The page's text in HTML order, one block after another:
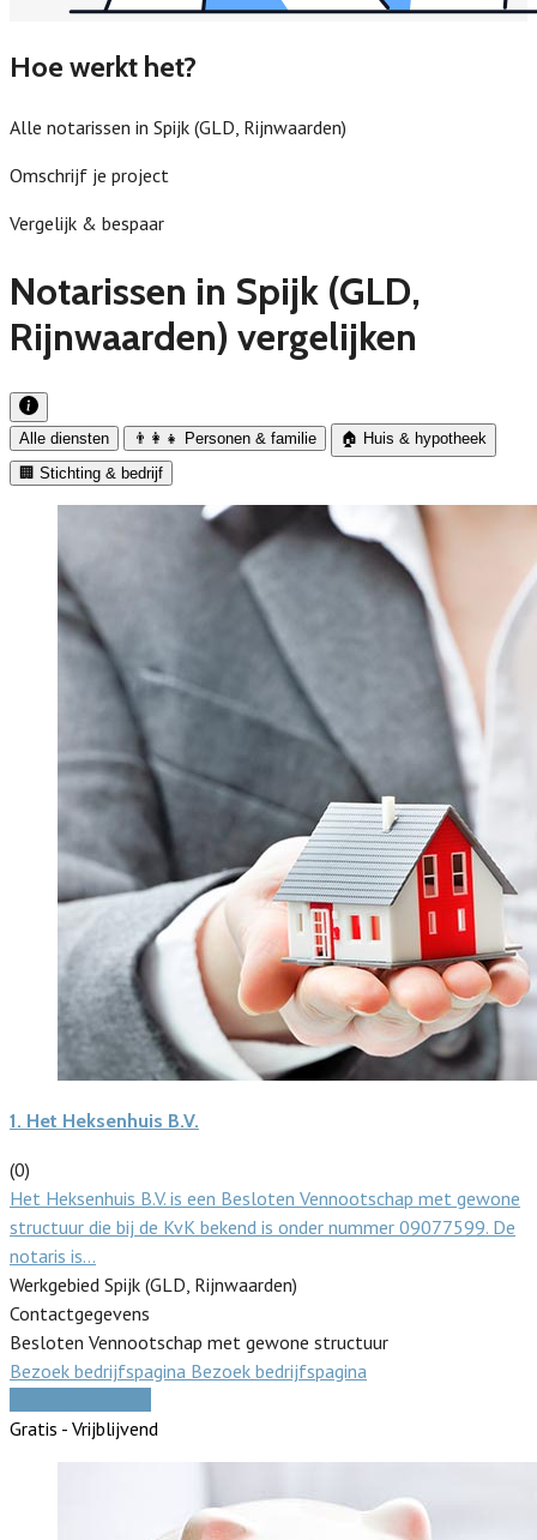
Hoe werkt het?
Alle notarissen in Spijk (GLD, Rijnwaarden)
Omschrijf je project
Vergelijk & bespaar
Notarissen in Spijk (GLD,
Rijnwaarden) vergelijken
Alle diensten 👨‍👩‍👧 Personen & familie
🏠 Huis & hypotheek
🏢 Stichting & bedrijf
1. Het Heksenhuis B.V.
(0)
Het Heksenhuis B.V. is een Besloten Vennootschap met gewone
structuur die bij de KvK bekend is onder nummer 09077599. De
notaris is…
Werkgebied Spijk (GLD, Rijnwaarden)
Contactgegevens
Besloten Vennootschap met gewone structuur
Bezoek bedrijfspagina Bezoek bedrijfspagina
Gratis - Vrijblijvend